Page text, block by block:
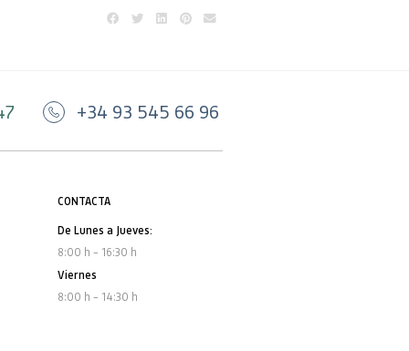
+34 93 545 66 96
CONTACTA
De Lunes a Jueves:
8:00 h – 16:30 h
Viernes
8:00 h – 14:30 h